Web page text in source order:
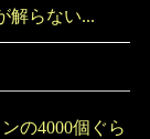
解らない...
の4000個ぐら